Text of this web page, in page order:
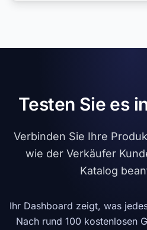
Testen Sie es
Verbinden Sie Ihre
wie der Verkäufer
Katalog
Ihr Dashboard zeigt, was
Nach rund 100 kostenlosen